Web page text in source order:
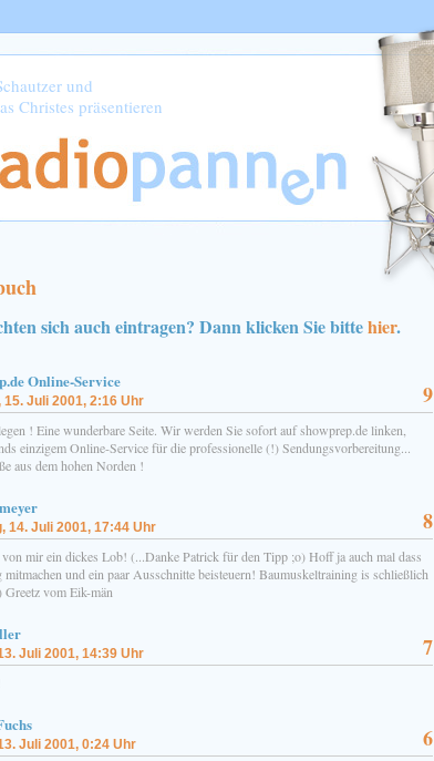
und
Christes präsentieren
sich auch eintragen? Dann klicken Sie bittehier.
Online-Service
15. Juli 2001, 2:16 Uhr 9
! Eine wunderbare Seite. Wir werden Sie sofort auf showprep.de linken,
einzigem Online-Service für die professionelle (!) Sendungsvorbereitung...
aus dem hohen Norden !
14. Juli 2001, 17:44 Uhr 8
mir ein dickes Lob! (...Danke Patrick für den Tipp ;o) Hoff ja auch mal dass
mitmachen und ein paar Ausschnitte beisteuern! Baumuskeltraining is schließlich
vom Eik-män
Juli 2001, 14:39 Uhr 7
Juli 2001, 0:24 Uhr 6